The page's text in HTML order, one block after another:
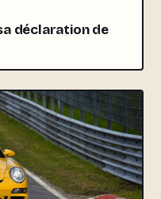
déclaration de